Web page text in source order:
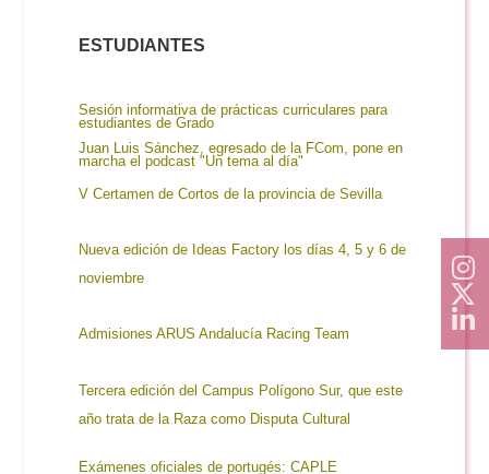
ESTUDIANTES
Sesión informativa de prácticas curriculares para
estudiantes de Grado
Juan Luis Sánchez, egresado de la FCom, pone en
marcha el podcast "Un tema al día"
V Certamen de Cortos de la provincia de Sevilla
Nueva edición de Ideas Factory los días 4, 5 y 6 de
noviembre
Admisiones ARUS Andalucía Racing Team
Tercera edición del Campus Polígono Sur, que este
año trata de la Raza como Disputa Cultural
Exámenes oficiales de portugés: CAPLE